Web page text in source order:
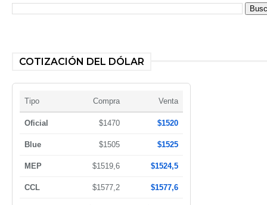
COTIZACIÓN DEL DÓLAR
Tipo Compra Venta
Oficial $1470 $1520
Blue $1505 $1525
MEP $1519,6 $1524,5
CCL $1577,2 $1577,6